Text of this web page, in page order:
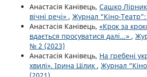
Анастасія Канівець, Сашко
вічні речі» , Журнал “Кіно-
Анастасія Канівець, «Крок за
вдається просуватися далі...» ,
№ 2 (2023)
Анастасія Канівець, На гребені
хвилі». Ірина Цілик , Журнал